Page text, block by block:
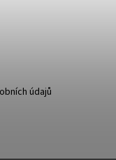
údajů